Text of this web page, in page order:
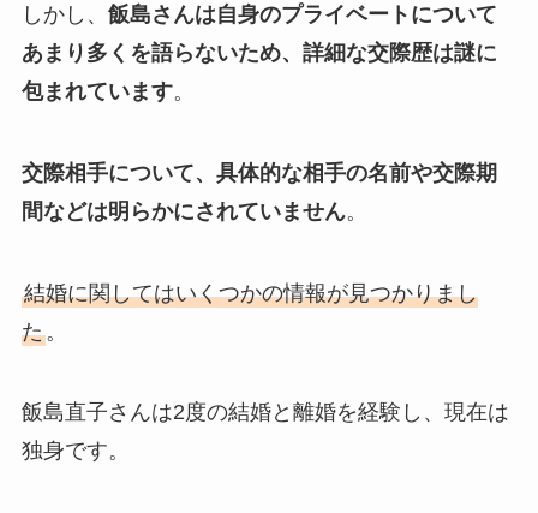
しかし、 飯島さんは自身のプライベートについて
あまり多くを語らないため、詳細な交際歴は謎に
包まれています。
交際相手について、具体的な相手の名前や交際期
間などは明らかにされていません。
結婚に関してはいくつかの情報が見つかりまし
た。
飯島直子さんは2度の結婚と離婚を経験し、現在は
独身です。